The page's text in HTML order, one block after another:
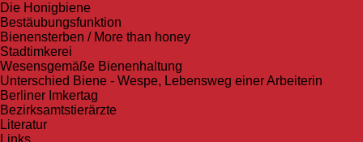
Die Honigbiene
Bestäubungsfunktion
Bienensterben / More than honey
Stadtimkerei
Wesensgemäße Bienenhaltung
Unterschied Biene - Wespe, Lebensweg einer Arbeiterin
Berliner Imkertag
Bezirksamtstierärzte
Literatur